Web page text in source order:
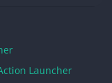
Launcher